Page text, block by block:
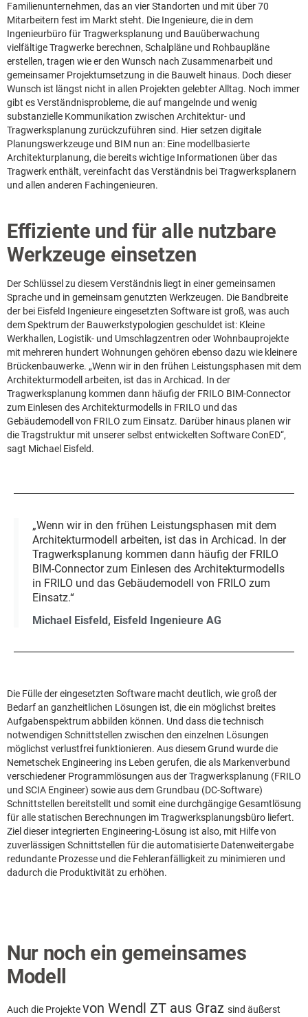
Familienunternehmen, das an vier Standorten und mit über 70
Mitarbeitern fest im Markt steht. Die Ingenieure, die in dem
Ingenieurbüro für Tragwerksplanung und Bauüberwachung
vielfältige Tragwerke berechnen, Schalpläne und Rohbaupläne
erstellen, tragen wie er den Wunsch nach Zusammenarbeit und
gemeinsamer Projektumsetzung in die Bauwelt hinaus. Doch dieser
Wunsch ist längst nicht in allen Projekten gelebter Alltag. Noch immer
gibt es Verständnisprobleme, die auf mangelnde und wenig
substanzielle Kommunikation zwischen Architektur- und
Tragwerksplanung zurückzuführen sind. Hier setzen digitale
Planungswerkzeuge und BIM nun an: Eine modellbasierte
Architekturplanung, die bereits wichtige Informationen über das
Tragwerk enthält, vereinfacht das Verständnis bei Tragwerksplanern
und allen anderen Fachingenieuren.
Effiziente und für alle nutzbare
Werkzeuge einsetzen
Der Schlüssel zu diesem Verständnis liegt in einer gemeinsamen
Sprache und in gemeinsam genutzten Werkzeugen. Die Bandbreite
der bei Eisfeld Ingenieure eingesetzten Software ist groß, was auch
dem Spektrum der Bauwerkstypologien geschuldet ist: Kleine
Werkhallen, Logistik- und Umschlagzentren oder Wohnbauprojekte
mit mehreren hundert Wohnungen gehören ebenso dazu wie kleinere
Brückenbauwerke. „Wenn wir in den frühen Leistungsphasen mit dem
Architekturmodell arbeiten, ist das in Archicad. In der
Tragwerksplanung kommen dann häufig der FRILO BIM-Connector
zum Einlesen des Architekturmodells in FRILO und das
Gebäudemodell von FRILO zum Einsatz. Darüber hinaus planen wir
die Tragstruktur mit unserer selbst entwickelten Software ConED“,
sagt Michael Eisfeld.
„Wenn wir in den frühen Leistungsphasen mit dem
Architekturmodell arbeiten, ist das in Archicad. In der
Tragwerksplanung kommen dann häufig der FRILO
BIM-Connector zum Einlesen des Architekturmodells
in FRILO und das Gebäudemodell von FRILO zum
Einsatz.“
Michael Eisfeld, Eisfeld Ingenieure AG
Die Fülle der eingesetzten Software macht deutlich, wie groß der
Bedarf an ganzheitlichen Lösungen ist, die ein möglichst breites
Aufgabenspektrum abbilden können. Und dass die technisch
notwendigen Schnittstellen zwischen den einzelnen Lösungen
möglichst verlustfrei funktionieren. Aus diesem Grund wurde die
Nemetschek Engineering ins Leben gerufen, die als Markenverbund
verschiedener Programmlösungen aus der Tragwerksplanung (FRILO
und SCIA Engineer) sowie aus dem Grundbau (DC-Software)
Schnittstellen bereitstellt und somit eine durchgängige Gesamtlösung
für alle statischen Berechnungen im Tragwerksplanungsbüro liefert.
Ziel dieser integrierten Engineering-Lösung ist also, mit Hilfe von
zuverlässigen Schnittstellen für die automatisierte Datenweitergabe
redundante Prozesse und die Fehleranfälligkeit zu minimieren und
dadurch die Produktivität zu erhöhen.
Nur noch ein gemeinsames
Modell
Auch die Projektevon Wendl ZT aus Graz sind äußerst